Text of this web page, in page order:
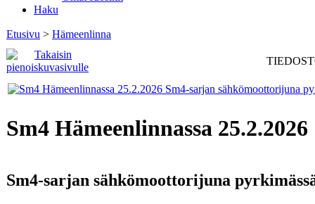
Haku
Etusivu > Hämeenlinna
Sm4 Hämeenlinnassa 25.2.2026
Sm4-sarjan sähkömoottorijuna